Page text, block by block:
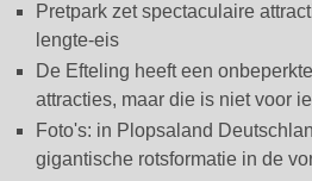
Pretpark zet spectaculaire
lengte-eis
De Efteling heeft een
attracties, maar die is niet voor
Foto's: in Plopsaland
gigantische rotsformatie in de